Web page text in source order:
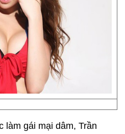
làm gái mại dâm, Trần